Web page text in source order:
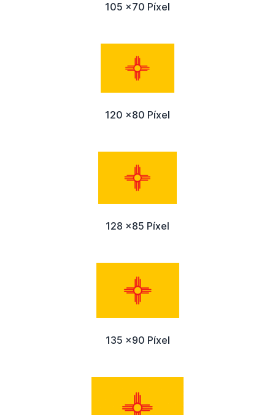
105 x70 Píxel
120 x80 Píxel
128 x85 Píxel
135 x90 Píxel